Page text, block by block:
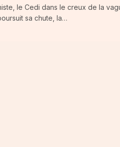
le Cedi dans le creux de la
sa chute, la…